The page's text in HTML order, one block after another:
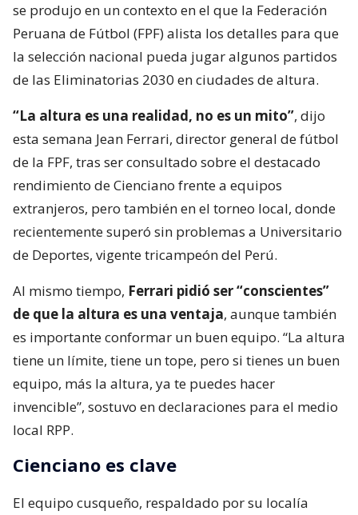
se produjo en un contexto en el que la Federación
Peruana de Fútbol (FPF) alista los detalles para que
la selección nacional pueda jugar algunos partidos
de las Eliminatorias 2030 en ciudades de altura.
“La altura es una realidad, no es un mito”, dijo
esta semana Jean Ferrari, director general de fútbol
de la FPF, tras ser consultado sobre el destacado
rendimiento de Cienciano frente a equipos
extranjeros, pero también en el torneo local, donde
recientemente superó sin problemas a Universitario
de Deportes, vigente tricampeón del Perú.
Al mismo tiempo, Ferrari pidió ser “conscientes”
de que la altura es una ventaja, aunque también
es importante conformar un buen equipo. “La altura
tiene un límite, tiene un tope, pero si tienes un buen
equipo, más la altura, ya te puedes hacer
invencible”, sostuvo en declaraciones para el medio
local RPP.
Cienciano es clave
El equipo cusqueño, respaldado por su localía